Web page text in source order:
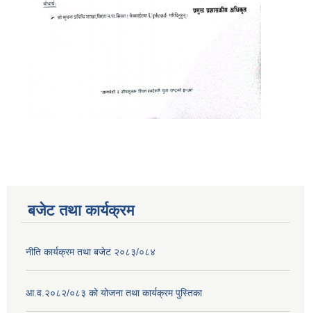
बजेट तथा कार्यक्रम
नीति कार्यक्रम तथा बजेट २०८३/०८४
आ.व.२०८२/०८३ को योजना तथा कार्यक्रम पुस्तिका